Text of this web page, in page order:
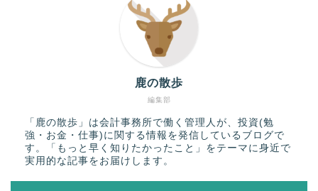
編集部
鹿の散歩
「鹿の散歩」は会計事務所で働く管理人が、投資(勉
強・お金・仕事)に関する情報を発信しているブログで
す。「もっと早く知りたかったこと」をテーマに身近で
実用的な記事をお届けします。